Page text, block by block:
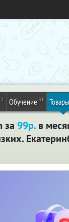
2 Обучение 31 Товары
за 99р. в